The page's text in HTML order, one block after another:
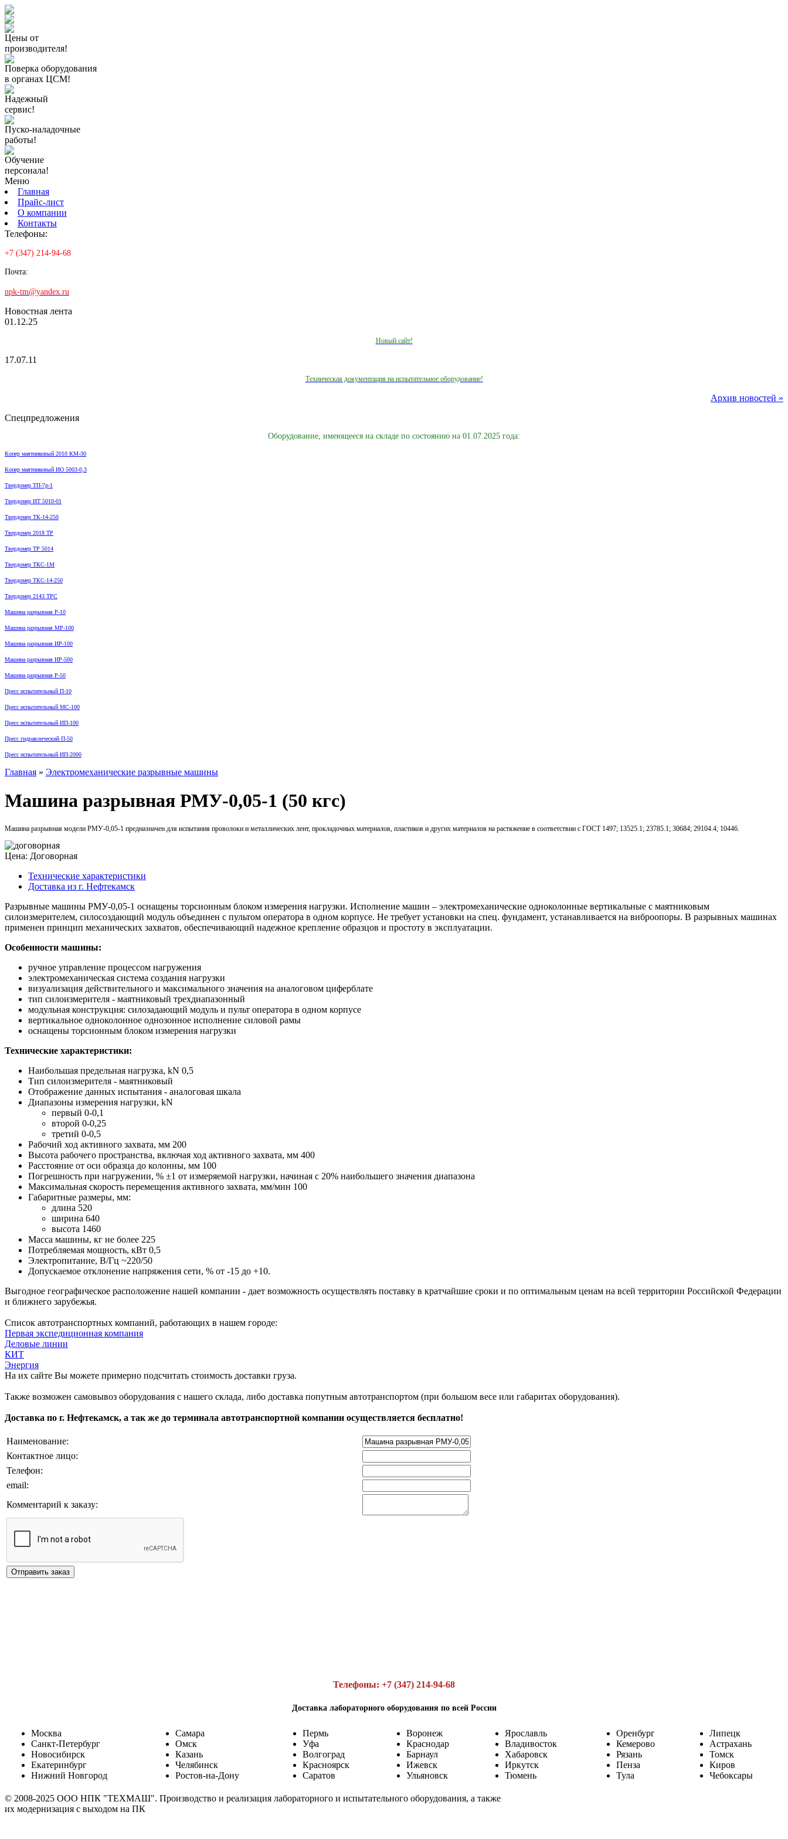
Цены от
производителя!
Поверка оборудования
в органах ЦСМ!
Надежный
сервис!
Пуско-наладочные
работы!
Обучение
персонала!
Меню
Главная
Прайс-лист
О компании
Контакты
Телефоны:
+7 (347) 214-94-68
Почта:
npk-tm@yandex.ru
Новостная лента
01.12.25
Новый сайт!
17.07.11
Техническая документация на испытательное оборудование!
Архив новостей »
Спецпредложения
Оборудование, имеющееся на складе по состоянию на 01.07.2025 года:
Копер маятниковый 2010 КМ-30
Копер маятниковый ИО 5003-0,3
Твердомер ТП-7р-1
Твердомер ИТ 5010-01
Твердомер ТК-14-250
Твердомер 2018 ТР
Твердомер ТР 5014
Твердомер ТКС-1М
Твердомер ТКС-14-250
Твердомер 2143 ТРС
Машина разрывная Р-10
Машина разрывная МР-100
Машина разрывная ИР-100
Машина разрывная ИР-500
Машина разрывная Р-50
Пресс испытательный П-10
Пресс испытательный МС-100
Пресс испытательный ИП-100
Пресс гидравлический П-50
Пресс испытательный ИП-2000
Главная » Электромеханические разрывные машины
Машина разрывная РМУ-0,05-1 (50 кгс)
Машина разрывная модели РМУ-0,05-1 предназначен для испытания проволоки и металлических лент, прокладочных материалов, пластиков и других материалов на растяжение в соответствии с ГОСТ 1497; 13525.1; 23785.1; 30684; 29104.4; 10446.
Цена: Договорная
Технические характеристики
Доставка из г. Нефтекамск
Разрывные машины РМУ-0,05-1 оснащены торсионным блоком измерения нагрузки. Исполнение машин – электромеханические одноколонные вертикальные с маятниковым
силоизмерителем, силосоздающий модуль объединен с пультом оператора в одном корпусе. Не требует установки на спец. фундамент, устанавливается на виброопоры. В разрывных машинах
применен принцип механических захватов, обеспечивающий надежное крепление образцов и простоту в эксплуатации.
Особенности машины:
ручное управление процессом нагружения
электромеханическая система создания нагрузки
визуализация действительного и максимального значения на аналоговом циферблате
тип силоизмерителя - маятниковый трехдиапазонный
модульная конструкция: силозадающий модуль и пульт оператора в одном корпусе
вертикальное одноколонное однозонное исполнение силовой рамы
оснащены торсионным блоком измерения нагрузки
Технические характеристики:
Наибольшая предельная нагрузка, kN 0,5
Тип силоизмерителя - маятниковый
Отображение данных испытания - аналоговая шкала
Диапазоны измерения нагрузки, kN
первый 0-0,1
второй 0-0,25
третий 0-0,5
Рабочий ход активного захвата, мм 200
Высота рабочего пространства, включая ход активного захвата, мм 400
Расстояние от оси образца до колонны, мм 100
Погрешность при нагружении, % ±1 от измеряемой нагрузки, начиная с 20% наибольшего значения диапазона
Максимальная скорость перемещения активного захвата, мм/мин 100
Габаритные размеры, мм:
длина 520
ширина 640
высота 1460
Масса машины, кг не более 225
Потребляемая мощность, кВт 0,5
Электропитание, В/Гц ~220/50
Допускаемое отклонение напряжения сети, % от -15 до +10.
Выгодное географическое расположение нашей компании - дает возможность осуществлять поставку в кратчайшие сроки и по оптимальным ценам на всей территории Российской Федерации
и ближнего зарубежья.
Список автотранспортных компаний, работающих в нашем городе:
Первая экспедиционная компания
Деловые линии
КИТ
Энергия
На их сайте Вы можете примерно подсчитать стоимость доставки груза.
Также возможен самовывоз оборудования с нашего склада, либо доставка попутным автотранспортом (при большом весе или габаритах оборудования).
Доставка по г. Нефтекамск, а так же до терминала автотранспортной компании осуществляется бесплатно!
Наименование:
Контактное лицо:
Телефон:
email:
Комментарий к заказу:
Телефоны: +7 (347) 214-94-68
Доставка лабораторного оборудования по всей России
Москва
Санкт-Петербург
Новосибирск
Екатеринбург
Нижний Новгород
Самара
Омск
Казань
Челябинск
Ростов-на-Дону
Пермь
Уфа
Волгоград
Красноярск
Саратов
Воронеж
Краснодар
Барнаул
Ижевск
Ульяновск
Ярославль
Владивосток
Хабаровск
Иркутск
Тюмень
Оренбург
Кемерово
Рязань
Пенза
Тула
Липецк
Астрахань
Томск
Киров
Чебоксары
© 2008-2025 ООО НПК "ТЕХМАШ". Производство и реализация лабораторного и испытательного оборудования, а также
их модернизация с выходом на ПК